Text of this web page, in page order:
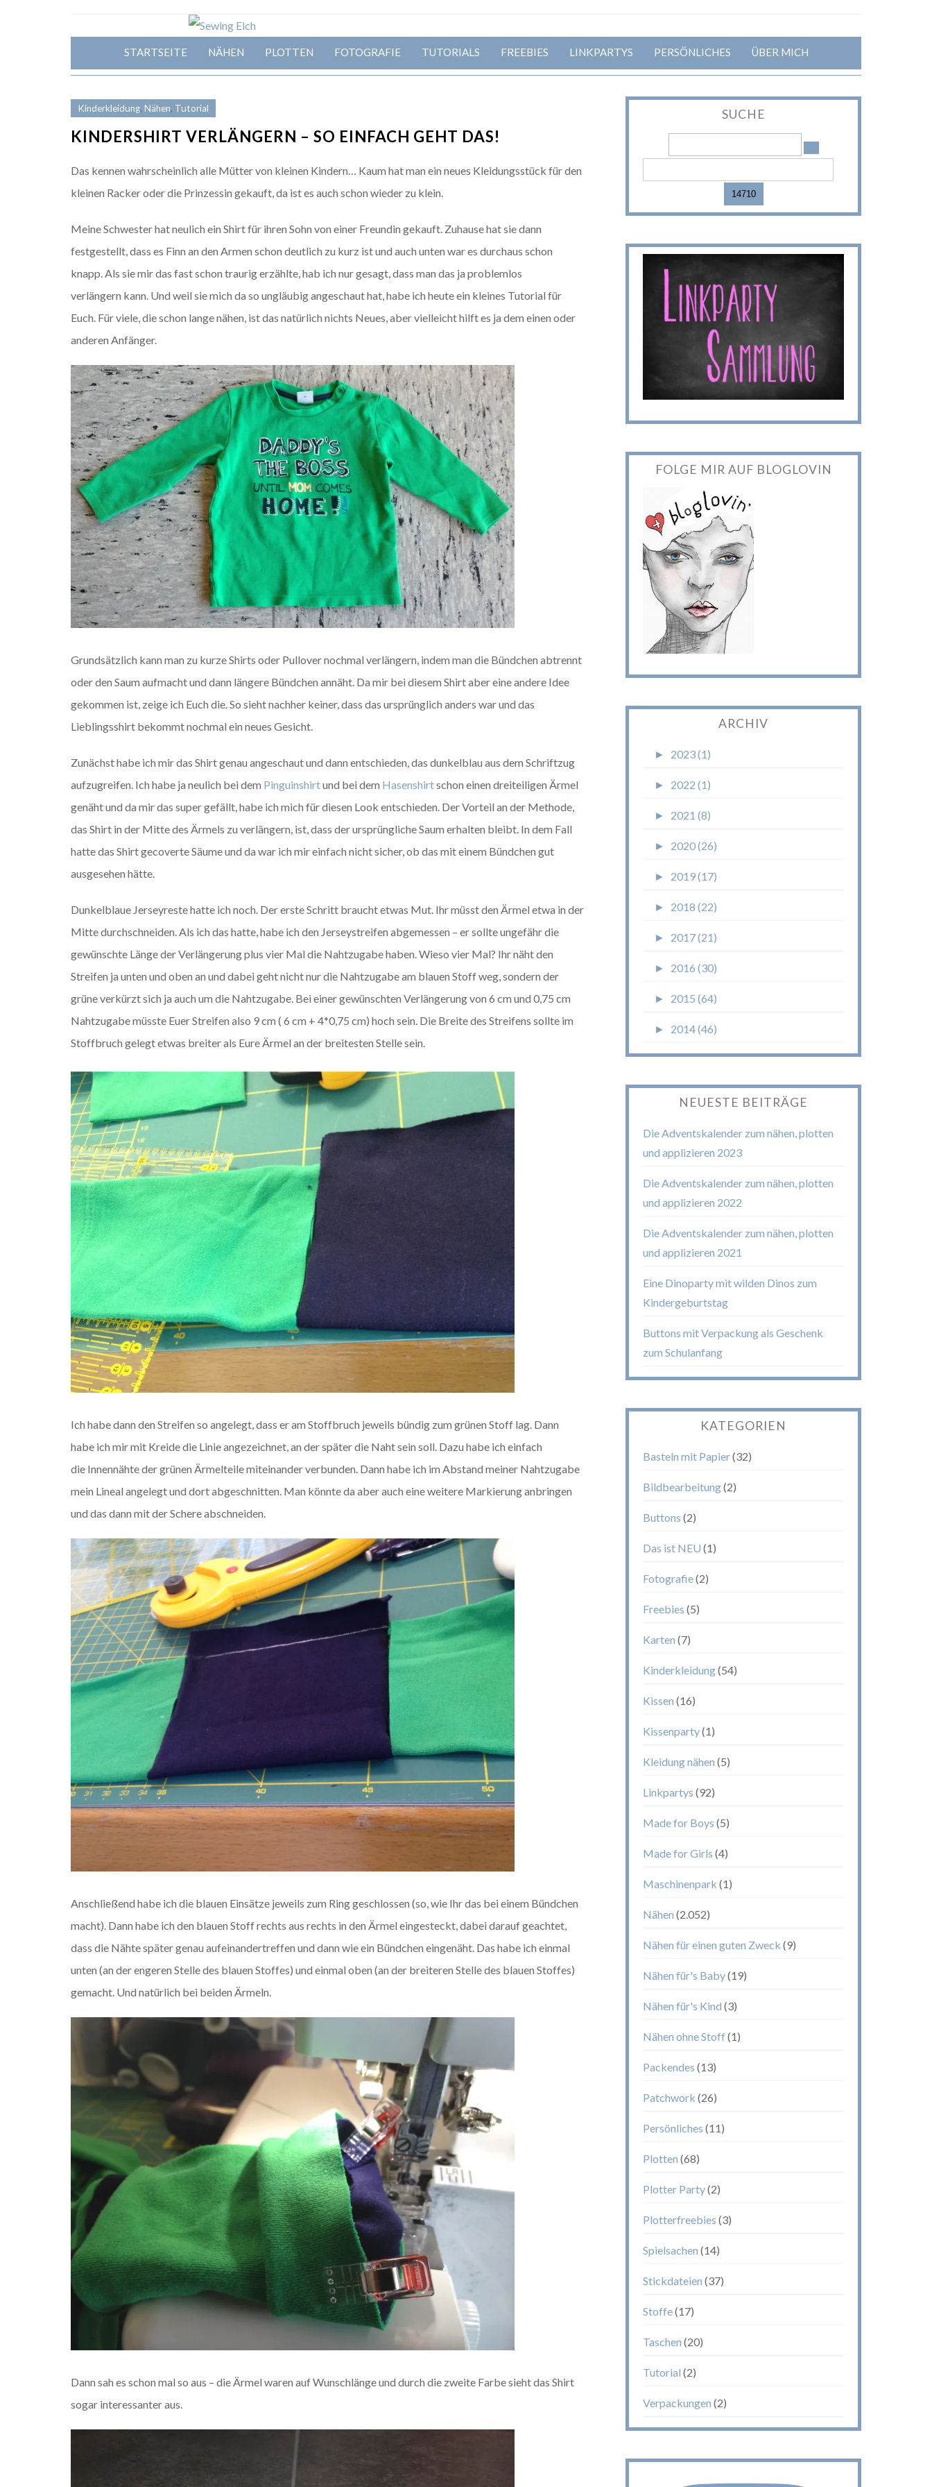
STARTSEITE NÄHEN PLOTTEN FOTOGRAFIE TUTORIALS FREEBIES LINKPARTYS PERSÖNLICHES ÜBER MICH
Kinderkleidung, Nähen, Tutorial
KINDERSHIRT VERLÄNGERN – SO EINFACH GEHT DAS!
Das kennen wahrscheinlich alle Mütter von kleinen Kindern… Kaum hat man ein neues Kleidungsstück für den
kleinen Racker oder die Prinzessin gekauft, da ist es auch schon wieder zu klein.
Meine Schwester hat neulich ein Shirt für ihren Sohn von einer Freundin gekauft. Zuhause hat sie dann
festgestellt, dass es Finn an den Armen schon deutlich zu kurz ist und auch unten war es durchaus schon
knapp. Als sie mir das fast schon traurig erzählte, hab ich nur gesagt, dass man das ja problemlos
verlängern kann. Und weil sie mich da so ungläubig angeschaut hat, habe ich heute ein kleines Tutorial für
Euch. Für viele, die schon lange nähen, ist das natürlich nichts Neues, aber vielleicht hilft es ja dem einen oder
anderen Anfänger.
Grundsätzlich kann man zu kurze Shirts oder Pullover nochmal verlängern, indem man die Bündchen abtrennt
oder den Saum aufmacht und dann längere Bündchen annäht. Da mir bei diesem Shirt aber eine andere Idee
gekommen ist, zeige ich Euch die. So sieht nachher keiner, dass das ursprünglich anders war und das
Lieblingsshirt bekommt nochmal ein neues Gesicht.
Zunächst habe ich mir das Shirt genau angeschaut und dann entschieden, das dunkelblau aus dem Schriftzug
aufzugreifen. Ich habe ja neulich bei dem Pinguinshirtund bei dem Hasenshirtschon einen dreiteiligen Ärmel
genäht und da mir das super gefällt, habe ich mich für diesen Look entschieden. Der Vorteil an der Methode,
das Shirt in der Mitte des Ärmels zu verlängern, ist, dass der ursprüngliche Saum erhalten bleibt. In dem Fall
hatte das Shirt gecoverte Säume und da war ich mir einfach nicht sicher, ob das mit einem Bündchen gut
ausgesehen hätte.
Dunkelblaue Jerseyreste hatte ich noch. Der erste Schritt braucht etwas Mut. Ihr müsst den Ärmel etwa in der
Mitte durchschneiden. Als ich das hatte, habe ich den Jerseystreifen abgemessen – er sollte ungefähr die
gewünschte Länge der Verlängerung plus vier Mal die Nahtzugabe haben. Wieso vier Mal? Ihr näht den
Streifen ja unten und oben an und dabei geht nicht nur die Nahtzugabe am blauen Stoff weg, sondern der
grüne verkürzt sich ja auch um die Nahtzugabe. Bei einer gewünschten Verlängerung von 6 cm und 0,75 cm
Nahtzugabe müsste Euer Streifen also 9 cm ( 6 cm + 4*0,75 cm) hoch sein. Die Breite des Streifens sollte im
Stoffbruch gelegt etwas breiter als Eure Ärmel an der breitesten Stelle sein.
Ich habe dann den Streifen so angelegt, dass er am Stoffbruch jeweils bündig zum grünen Stoff lag. Dann
habe ich mir mit Kreide die Linie angezeichnet, an der später die Naht sein soll. Dazu habe ich einfach
die Innennähte der grünen Ärmelteile miteinander verbunden. Dann habe ich im Abstand meiner Nahtzugabe
mein Lineal angelegt und dort abgeschnitten. Man könnte da aber auch eine weitere Markierung anbringen
und das dann mit der Schere abschneiden.
Anschließend habe ich die blauen Einsätze jeweils zum Ring geschlossen (so, wie Ihr das bei einem Bündchen
macht). Dann habe ich den blauen Stoff rechts aus rechts in den Ärmel eingesteckt, dabei darauf geachtet,
dass die Nähte später genau aufeinandertreffen und dann wie ein Bündchen eingenäht. Das habe ich einmal
unten (an der engeren Stelle des blauen Stoffes) und einmal oben (an der breiteren Stelle des blauen Stoffes)
gemacht. Und natürlich bei beiden Ärmeln.
Dann sah es schon mal so aus – die Ärmel waren auf Wunschlänge und durch die zweite Farbe sieht das Shirt
sogar interessanter aus.
SUCHE
FOLGE MIR AUF BLOGLOVIN
ARCHIV
► 2023 (1)
► 2022 (1)
► 2021 (8)
► 2020 (26)
► 2019 (17)
► 2018 (22)
► 2017 (21)
► 2016 (30)
► 2015 (64)
► 2014 (46)
NEUESTE BEITRÄGE
Die Adventskalender zum nähen, plotten
und applizieren 2023
Die Adventskalender zum nähen, plotten
und applizieren 2022
Die Adventskalender zum nähen, plotten
und applizieren 2021
Eine Dinoparty mit wilden Dinos zum
Kindergeburtstag
Buttons mit Verpackung als Geschenk
zum Schulanfang
KATEGORIEN
Basteln mit Papier(32)
Bildbearbeitung(2)
Buttons (2)
Das ist NEU (1)
Fotografie(2)
Freebies (5)
Karten (7)
Kinderkleidung(54)
Kissen (16)
Kissenparty(1)
Kleidung nähen (5)
Linkpartys (92)
Made for Boys (5)
Made for Girls (4)
Maschinenpark (1)
Nähen (2.052)
Nähen für einen guten Zweck (9)
Nähen für's Baby(19)
Nähen für's Kind (3)
Nähen ohne Stoff (1)
Packendes (13)
Patchwork (26)
Persönliches (11)
Plotten (68)
Plotter Party(2)
Plotterfreebies (3)
Spielsachen (14)
Stickdateien (37)
Stoffe(17)
Taschen (20)
Tutorial (2)
Verpackungen (2)